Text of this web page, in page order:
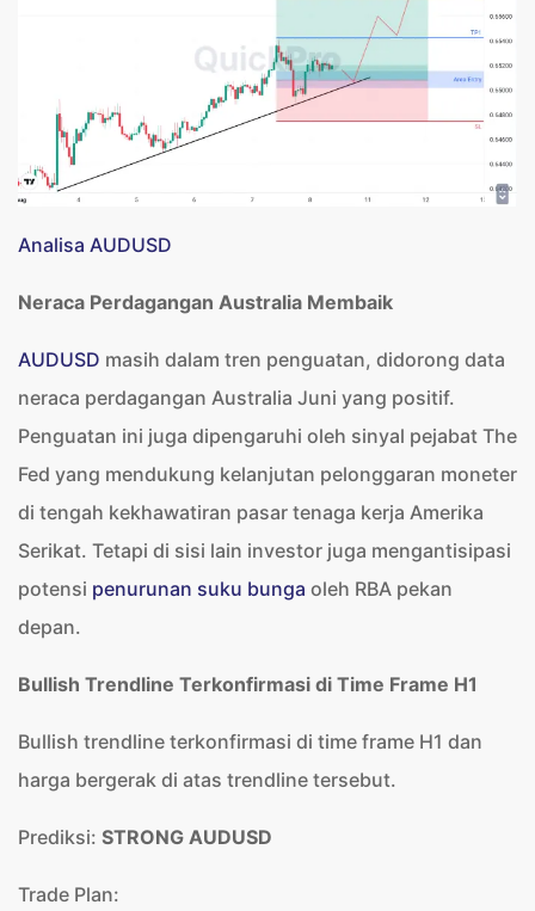
Analisa AUDUSD
Neraca Perdagangan Australia Membaik
AUDUSD masih dalam tren penguatan, didorong data
neraca perdagangan Australia Juni yang positif.
Penguatan ini juga dipengaruhi oleh sinyal pejabat The
Fed yang mendukung kelanjutan pelonggaran moneter
di tengah kekhawatiran pasar tenaga kerja Amerika
Serikat. Tetapi di sisi lain investor juga mengantisipasi
potensi penurunan suku bunga oleh RBA pekan
depan.
Bullish Trendline Terkonfirmasi di Time Frame H1
Bullish trendline terkonfirmasi di time frame H1 dan
harga bergerak di atas trendline tersebut.
Prediksi: STRONG AUDUSD
Trade Plan: